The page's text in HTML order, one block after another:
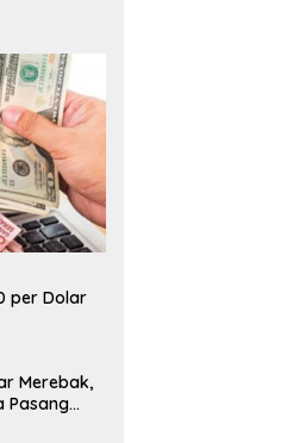
per Dolar
Merebak,
Pasang